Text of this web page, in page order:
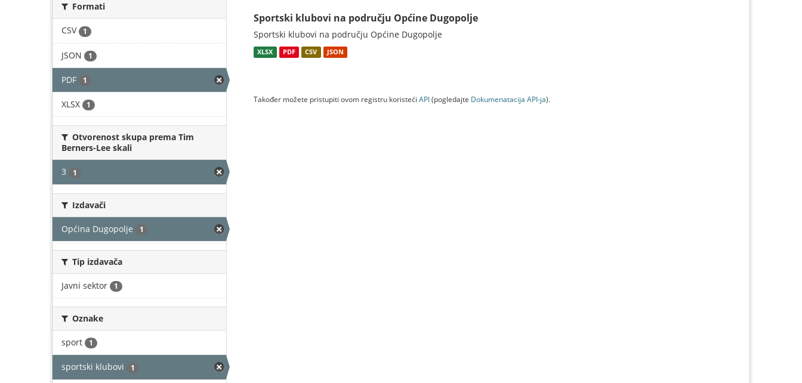
Formati
CSV 1
JSON 1
PDF 1
XLSX 1
Otvorenost skupa prema Tim
Berners-Lee skali
3 1
Izdavači
Općina Dugopolje 1
Tip izdavača
Javni sektor 1
Oznake
sport 1
sportski klubovi 1
Sportski klubovi na području Općine Dugopolje
Sportski klubovi na području Općine Dugopolje
XLSX PDF CSV JSON
Također možete pristupiti ovom registru koristeći API(pogledajte Dokumenаtаcijа API-jа).